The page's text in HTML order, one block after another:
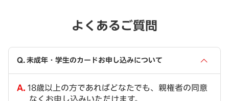
よくあるご質問
未成年・学生のカードお申し込みについて
18歳以上の方であればどなたでも、親権者の同意
なくお申し込みいただけます。